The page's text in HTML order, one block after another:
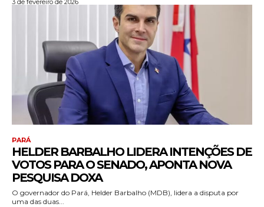
3 de fevereiro de 2026
PARÁ
HELDER BARBALHO LIDERA INTENÇÕES DE
VOTOS PARA O SENADO, APONTA NOVA
PESQUISA DOXA
O governador do Pará, Helder Barbalho (MDB), lidera a disputa por
uma das duas...